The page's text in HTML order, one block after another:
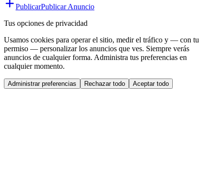
PublicarPublicar Anuncio
Tus opciones de privacidad
Usamos cookies para operar el sitio, medir el tráfico y — con tu
permiso — personalizar los anuncios que ves. Siempre verás
anuncios de cualquier forma. Administra tus preferencias en
cualquier momento.
Administrar preferencias Rechazar todo Aceptar todo